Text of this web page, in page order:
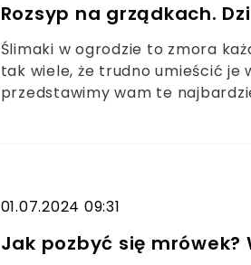
Rozsyp na grządkach.
Ślimaki w ogrodzie to zmora
tak wiele, że trudno umieścić je
przedstawimy wam te
01.07.2024 09:31
Jak pozbyć się